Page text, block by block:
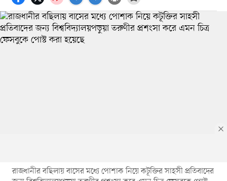
রাজধানীর বছিলায় বাসের মধ্যে পোশাক নিয়ে কটূক্তির সাহসী প্রতিবাদের